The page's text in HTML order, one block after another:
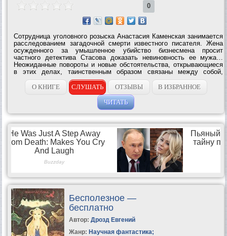
0
Сотрудница уголовного розыска Анастасия Каменская занимается
расследованием загадочной смерти известного писателя. Жена
осужденного за умышленное убийство бизнесмена просит
частного детектива Стасова доказать невиновность ее мужа…
Неожиданные повороты и новые обстоятельства, открывающиеся
в этих делах, таинственным образом связаны между собой,
приводят к неожиданной...
О КНИГЕ
СЛУШАТЬ ОТЗЫВЫ
В ИЗБРАННОЕ
ЧИТАТЬ
Бесполезное —
бесплатно
Автор: Дрозд Евгений
Жанр: Научная фантастика;